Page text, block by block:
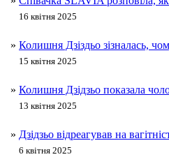
16 квітня 2025
» Колишня Дзіздьо зізналась,
15 квітня 2025
» Колишня Дзідзьо показала
13 квітня 2025
» Дзідзьо відреагував на
6 квітня 2025